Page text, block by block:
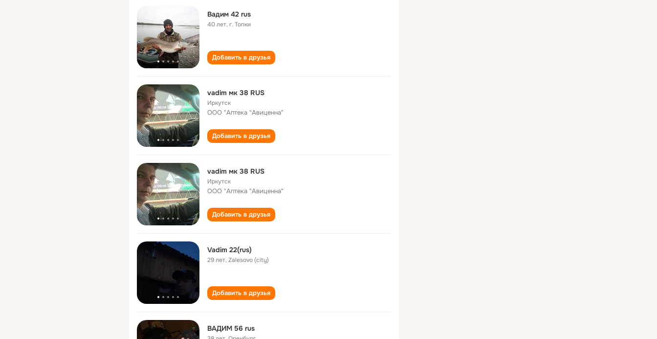
Вадим 42 rus
40 лет,г. Топки
Добавить в друзья
vadim мк 38 RUS
Иркутск
ООО "Аптека "Авиценна"
Добавить в друзья
vadim мк 38 RUS
Иркутск
ООО "Аптека "Авиценна"
Добавить в друзья
Vadim 22(rus)
29 лет,Zalesovo (city)
Добавить в друзья
ВАДИМ 56 rus